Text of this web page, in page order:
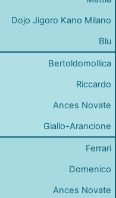
Dojo Jigoro Kano Milano
Blu
Bertoldomollica
Riccardo
Ances Novate
Giallo-Arancione
Ferrari
Domenico
Ances Novate